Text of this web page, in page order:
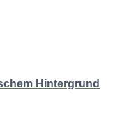
Hintergrund